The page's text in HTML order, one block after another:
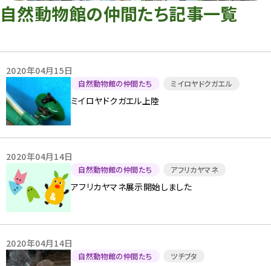
環境教育
Follow
自然動物館の仲間たち記事一覧
2020年04月15日
自然動物館の仲間たち ミイロヤドクガエル
ミイロヤドクガエル上陸
2020年04月14日
自然動物館の仲間たち アフリカヤマネ
アフリカヤマネ展示開始しました
2020年04月14日
自然動物館の仲間たち ツチブタ